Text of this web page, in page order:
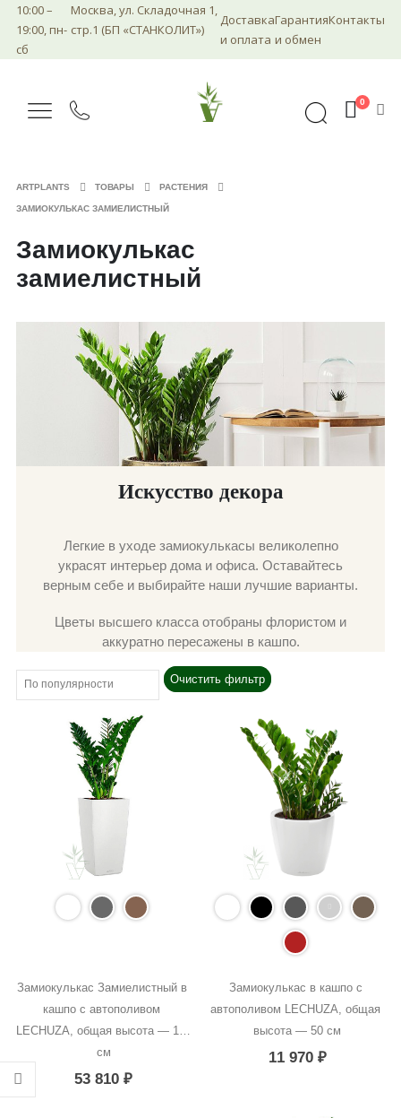
10:00 –
19:00, пн-
сб
Москва, ул. Складочная 1,
стр.1 (БП «СТАНКОЛИТ»)
Доставка
и оплата
Гарантия
и обмен
Контакты
0
ARTPLANTS ТОВАРЫ РАСТЕНИЯ
ЗАМИОКУЛЬКАС ЗАМИЕЛИСТНЫЙ
Замиокулькас
замиелистный
Искусство декора
Легкие в уходе замиокулькасы великолепно
украсят интерьер дома и офиса. Оставайтесь
верным себе и выбирайте наши лучшие варианты.
Цветы высшего класса отобраны флористом и
аккуратно пересажены в кашпо.
Очистить фильтр
Замиокулькас Замиелистный в
кашпо с автополивом
LECHUZA, общая высота — 150
см
53 810₽
Замиокулькас в кашпо с
автополивом LECHUZA, общая
высота — 50 см
11 970 ₽